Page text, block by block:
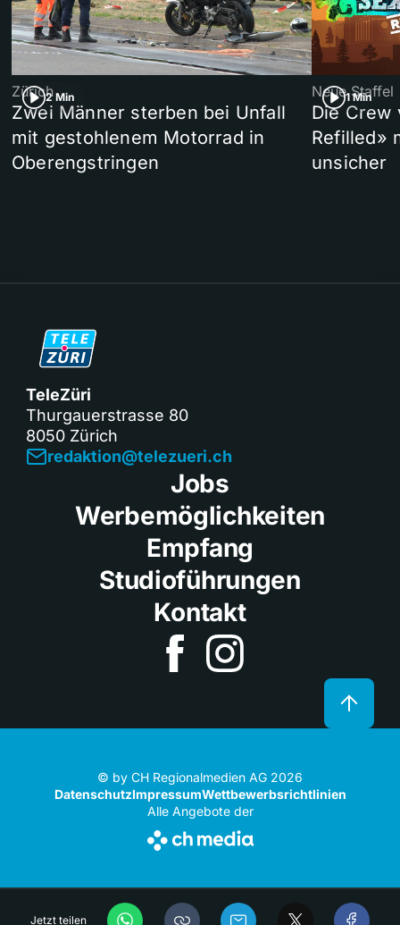
Jetzt teilen
2 Min
Zürich
Zwei Männer sterben bei Unfall
mit gestohlenem Motorrad in
Oberengstringen
1 Min
Neue Staffel
Die Crew
Refilled»
unsicher
TeleZüri
Thurgauerstrasse 80
8050 Zürich
redaktion@telezueri.ch
Jobs
Werbemöglichkeiten
Empfang
Studioführungen
Kontakt
© by CH Regionalmedien AG 2026
DatenschutzImpressumWettbewerbsrichtlinien
Alle Angebote der